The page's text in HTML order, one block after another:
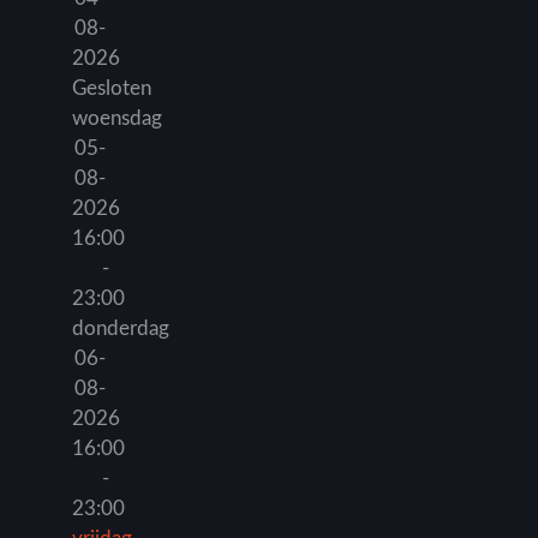
08-
2026
Gesloten
woensdag
05-
08-
2026
16:00
-
23:00
donderdag
06-
08-
2026
16:00
-
23:00